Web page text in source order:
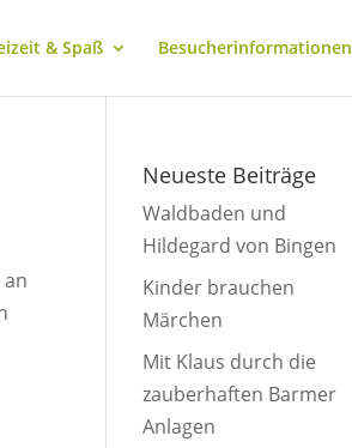
& Spaß Besucherinformationen
Neueste Beiträge
Waldbaden und
Hildegard von Bingen
Kinder brauchen
Märchen
Mit Klaus durch die
zauberhaften Barmer
Anlagen